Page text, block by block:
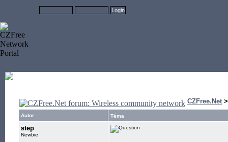
CZFree.Net
Autor Téma
step
Newbie